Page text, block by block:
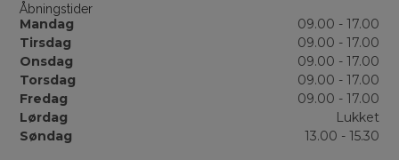
Åbningstider
Mandag
09.00 - 17.00
Tirsdag
09.00 - 17.00
Onsdag
09.00 - 17.00
Torsdag
09.00 - 17.00
Fredag
09.00 - 17.00
Lørdag
Lukket
Søndag
13.00 - 15.30